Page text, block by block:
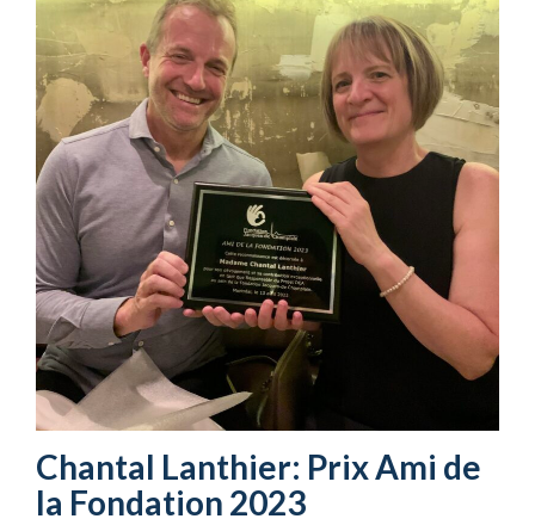
Chantal Lanthier: Prix Ami de
la Fondation 2023